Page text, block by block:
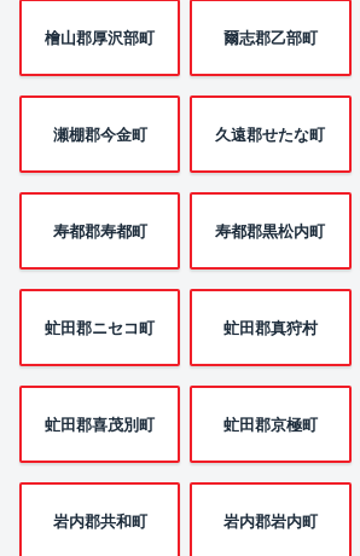
檜山郡厚沢部町 爾志郡乙部町
瀬棚郡今金町 久遠郡せたな町
寿都郡寿都町 寿都郡黒松内町
虻田郡ニセコ町 虻田郡真狩村
虻田郡喜茂別町 虻田郡京極町
岩内郡共和町 岩内郡岩内町